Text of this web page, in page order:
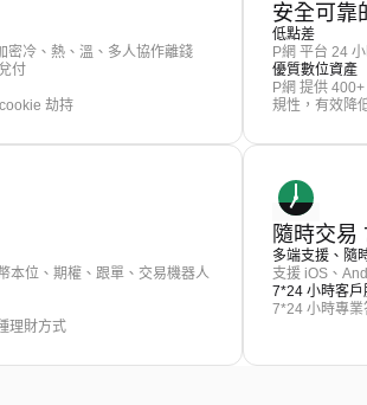
密冷、熱、溫、多人協作離錢
付
劫持
安全可靠
低點差
P網 平台 24
優質數位資產
P網 提供
規性，有效降
本位、期權、跟單、交易機器人
理財方式
隨時交易
多端支援、隨
支援 iOS、
7*24 小時客戶
7*24 小時專